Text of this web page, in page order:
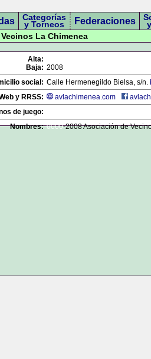
Categorías
y Torneos Federaciones
La Chimenea
Alta:
Baja: 2008
social: Calle Hermenegildo Bielsa, s/n.
y RRSS:
avlachimenea.com
de juego:
Nombres: 0000-2008 Asociación de